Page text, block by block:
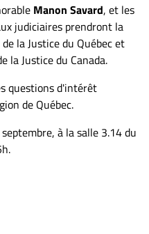
Manon Savard, et les
judiciaires prendront la
la Justice du Québec et
la Justice du Canada.
questions d'intérêt
de Québec.
à la salle 3.14 du